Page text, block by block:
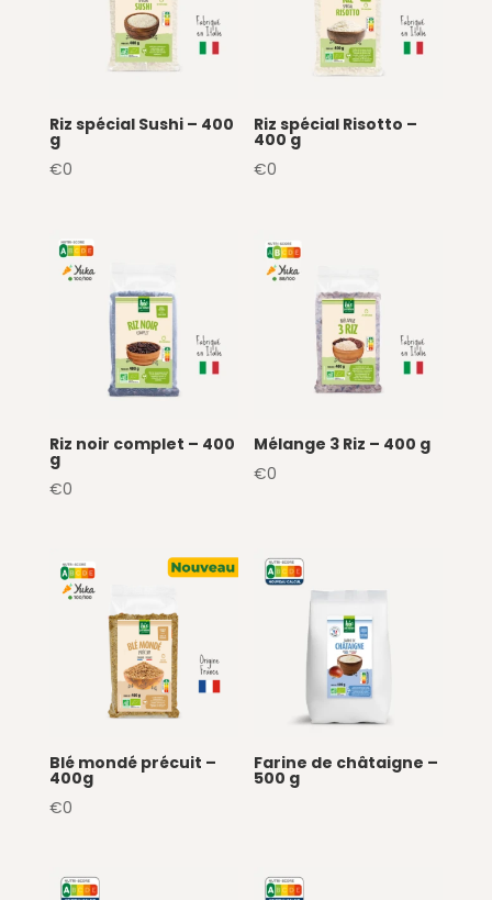
Riz spécial Sushi – 400
g
€0
Riz spécial Risotto –
400 g
€0
Riz noir complet – 400
g
€0
Mélange 3 Riz – 400 g
€0
Blé mondé précuit –
400g
€0
Farine de châtaigne –
500 g